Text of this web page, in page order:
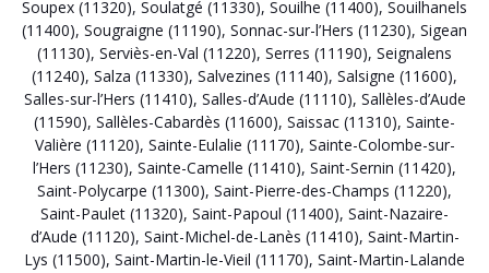
Soupex (11320), Soulatgé (11330), Souilhe (11400), Souilhanels
(11400), Sougraigne (11190), Sonnac-sur-l’Hers (11230), Sigean
(11130), Serviès-en-Val (11220), Serres (11190), Seignalens
(11240), Salza (11330), Salvezines (11140), Salsigne (11600),
Salles-sur-l’Hers (11410), Salles-d’Aude (11110), Sallèles-d’Aude
(11590), Sallèles-Cabardès (11600), Saissac (11310), Sainte-
Valière (11120), Sainte-Eulalie (11170), Sainte-Colombe-sur-
l’Hers (11230), Sainte-Camelle (11410), Saint-Sernin (11420),
Saint-Polycarpe (11300), Saint-Pierre-des-Champs (11220),
Saint-Paulet (11320), Saint-Papoul (11400), Saint-Nazaire-
d’Aude (11120), Saint-Michel-de-Lanès (11410), Saint-Martin-
Lys (11500), Saint-Martin-le-Vieil (11170), Saint-Martin-Lalande